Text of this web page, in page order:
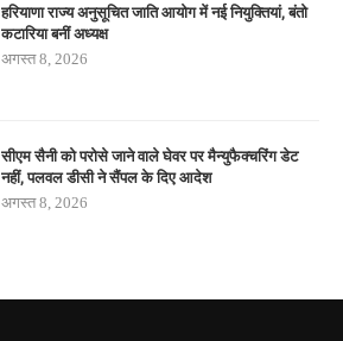
हरियाणा राज्य अनुसूचित जाति आयोग में नई नियुक्तियां, बंतो
कटारिया बनीं अध्यक्ष
अगस्त 8, 2026
सीएम सैनी को परोसे जाने वाले घेवर पर मैन्युफैक्चरिंग डेट
नहीं, पलवल डीसी ने सैंपल के दिए आदेश
अगस्त 8, 2026